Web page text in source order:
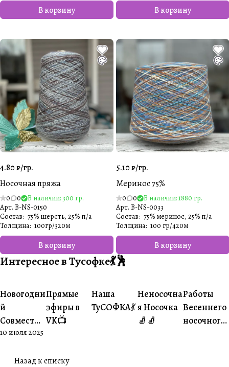
В корзину В корзину
4.80 ₽/гр.
Носочная пряжа
0 0
В наличии: 300 гр.
Арт. B-NS-0150
В корзину
Состав: 75% шерсть, 25% п/а
Толщина: 100гр/320м
5.10 ₽/гр.
Меринос 75%
0 0
В наличии: 1880 гр.
Арт. B-NS-0033
В корзину
Состав: 75% меринос, 25% п/а
Толщина: 100 гр/420м
Интересное в Тусофке💃🕺
#Совместники
Новогодни
й
Совместни
к🎄
10 июля 2025
#Житуха
Прямые
эфиры в
VK📺
#Совместники
Наша
ТуСОФКА💃
#Ваше
творчество
Неносочна
я Носочка
🧦🧦
#Ваше
Работы
Весеннего
носочного
Назад к списку